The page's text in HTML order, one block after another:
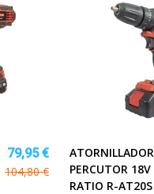
79,95 €
104,80 €
ATORNILLADOR
PERCUTOR 18V
RATIO R-AT20S